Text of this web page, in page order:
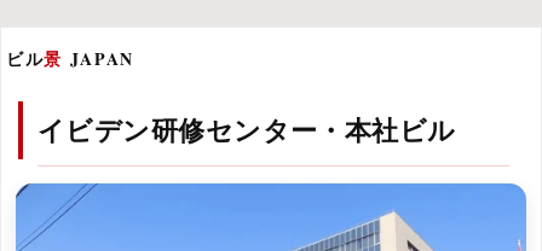
ビル景 JAPAN
イビデン研修センター・本社ビル